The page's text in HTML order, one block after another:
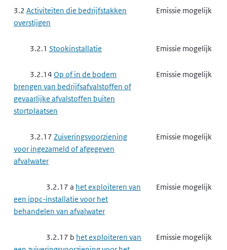
3.2 Activiteiten die bedrijfstakken
overstijgen
Emissie mogelijk
3.2.1 Stookinstallatie Emissie mogelijk
3.2.14 Op of in de bodem
brengen van bedrijfsafvalstoffen of
gevaarlijke afvalstoffen buiten
stortplaatsen
Emissie mogelijk
3.2.17 Zuiveringsvoorziening
voor ingezameld of afgegeven
afvalwater
Emissie mogelijk
3.2.17 a het exploiteren van
een ippc-installatie voor het
behandelen van afvalwater
Emissie mogelijk
3.2.17 b het exploiteren van
Emissie mogelijk